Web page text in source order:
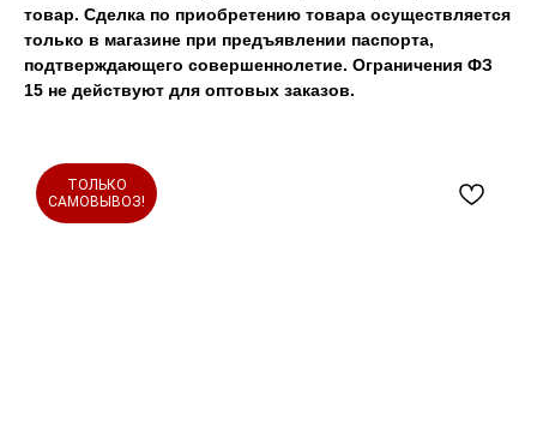
товар. Сделка по приобретению товара осуществляется
только в магазине при предъявлении паспорта,
подтверждающего совершеннолетие. Ограничения ФЗ
15 не действуют для оптовых заказов.
ТОЛЬКО
САМОВЫВОЗ!